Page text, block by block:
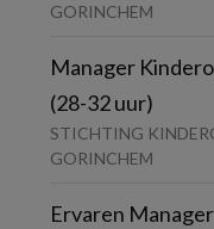
GORINCHEM
Manager
(28-32 uur)
STICHTING
GORINCHEM
Ervaren